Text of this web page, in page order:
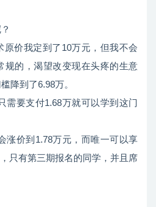
价我定到了10万元，但我不会
规的，渴望改变现在头疼的生意
降到了6.98万。
需要支付1.68万就可以学到这门
涨价到1.78万元，而唯一可以享
只有第三期报名的同学，并且席